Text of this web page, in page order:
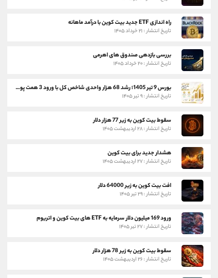
راه اندازی ETF جدید بیت کوین با درآمد ماهانه
تاریخ انتشار : ۲۱ خرداد ۱۴۰۵
بررسی بازدهی صندوق های اهرمی
تاریخ انتشار : ۲۰ خرداد ۱۴۰۵
بورس 9 تیر 1405؛ رشد 68 هزار واحدی شاخص کل با ورود 3 همت پول حقیقی
تاریخ انتشار : ۹ تیر ۱۴۰۵
سقوط بیت کوین به زیر 77 هزار دلار
تاریخ انتشار : ۲۸ اردیبهشت ۱۴۰۵
هشدار جدید برای بیت کوین
تاریخ انتشار : ۲۷ اردیبهشت ۱۴۰۵
افت بیت کوین به زیر 64000 دلار
تاریخ انتشار : ۲۹ تیر ۱۴۰۵
ورود 169 میلیون دلار سرمایه به ETF های بیت کوین و اتریوم
تاریخ انتشار : ۲۷ تیر ۱۴۰۵
سقوط بیت کوین به زیر 78 هزار دلار
تاریخ انتشار : ۲۶ اردیبهشت ۱۴۰۵